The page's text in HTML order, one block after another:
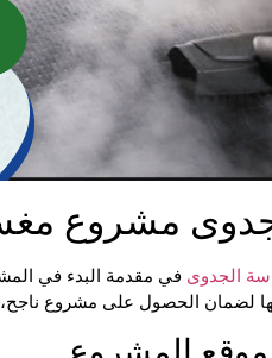
مشروع
الجدوى في مقدمة البدء في
لضمان الحصول على مشروع